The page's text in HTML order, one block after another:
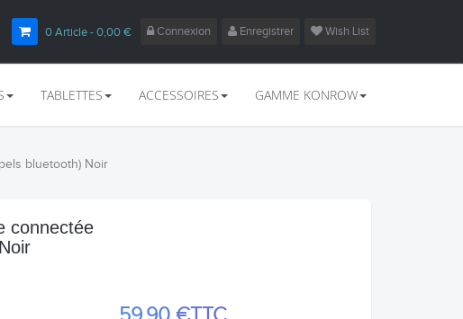
Connexion Enregistrer Wish List
0Article- 0,00 €
TABLETTES ACCESSOIRES GAMME KONROW
bluetooth) Noir
connectée